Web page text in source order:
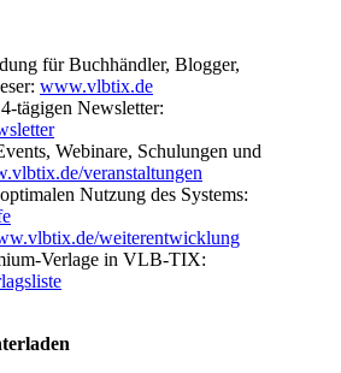
für Buchhändler, Blogger,
www.vlbtix.de
tägigen Newsletter:
Webinare, Schulungen und
veranstaltungen
Nutzung des Systems:
weiterentwicklung
Verlage in VLB-TIX: